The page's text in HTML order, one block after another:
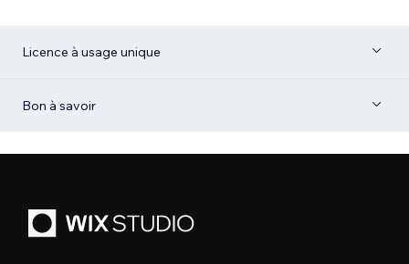
Licence à usage unique
Bon à savoir